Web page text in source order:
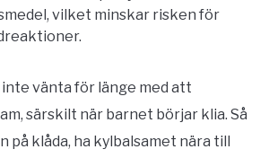
vilket minskar risken för
vänta för länge med att
särskilt när barnet börjar klia. Så
klåda, ha kylbalsamet nära till